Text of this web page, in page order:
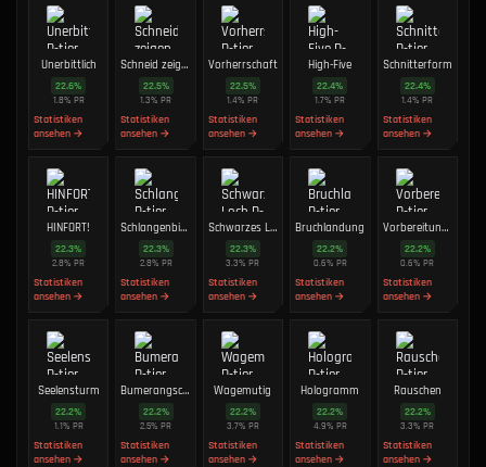
Unerbittlich
22.6%
1.8% PR
Statistiken
ansehen →
Schneid zeigen
22.5%
1.3%PR
Statistiken
ansehen →
Vorherrschaft
22.5%
1.4%PR
Statistiken
ansehen →
High-Five
22.4%
1.7%PR
Statistiken
ansehen →
Schnitterform
22.4%
1.4%PR
Statistiken
ansehen →
HINFORT!
22.3%
2.8%PR
Statistiken
ansehen →
Schlangenbiss
22.3%
2.8% PR
Statistiken
ansehen →
Schwarzes Loch
22.3%
3.3%PR
Statistiken
ansehen →
Bruchlandung
22.2%
0.6% PR
Statistiken
ansehen →
Vorbereitungszeit
22.2%
0.6%PR
Statistiken
ansehen →
Seelensturm
22.2%
1.1% PR
Statistiken
ansehen →
Bumerangschwert
22.2%
2.5%PR
Statistiken
ansehen →
Wagemutig
22.2%
3.7% PR
Statistiken
ansehen →
Hologramm
22.2%
4.9% PR
Statistiken
ansehen →
Rauschen
22.2%
3.3%PR
Statistiken
ansehen →